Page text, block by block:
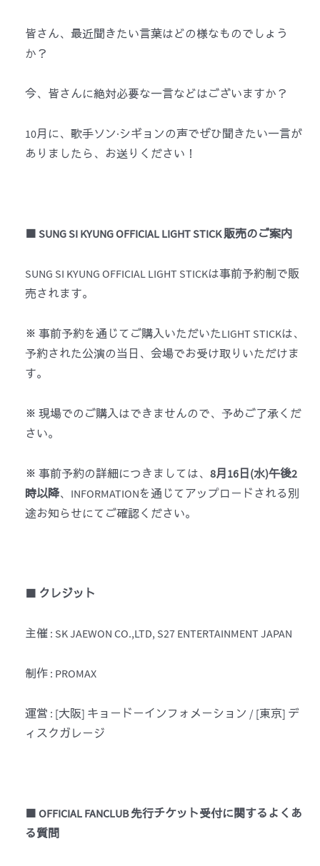
皆さん、最近聞きたい言葉はどの様なものでしょう
か？
今、皆さんに絶対必要な一言などはございますか？
10月に、歌手ソン·シギョンの声でぜひ聞きたい一言が
ありましたら、お送りください！
SUNG SI KYUNG OFFICIAL LIGHT STICK販売のご案内
SUNG SI KYUNG OFFICIAL LIGHT STICKは事前予約制で販
売されます。
※ 事前予約を通じてご購入いただいたLIGHT STICKは、
予約された公演の当日、会場でお受け取りいただけま
す。
※ 現場でのご購入はできませんので、予めご了承くだ
さい。
※ 事前予約の詳細につきましては、 8月 16日 (水)午後2
時以降、INFORMATIONを通じてアップロードされる別
途お知らせにてご確認ください。
クレジット
主催 : SK JAEWON CO.,LTD, S27 ENTERTAINMENT JAPAN
制作 : PROMAX
運営 : [大阪] キョードーインフォメーション / [東京] デ
ィスクガレージ
OFFICIAL FANCLUB先行チケット受付に関するよくあ
る質問